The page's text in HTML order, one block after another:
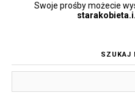
Swoje prośby możecie
SZUKAJ